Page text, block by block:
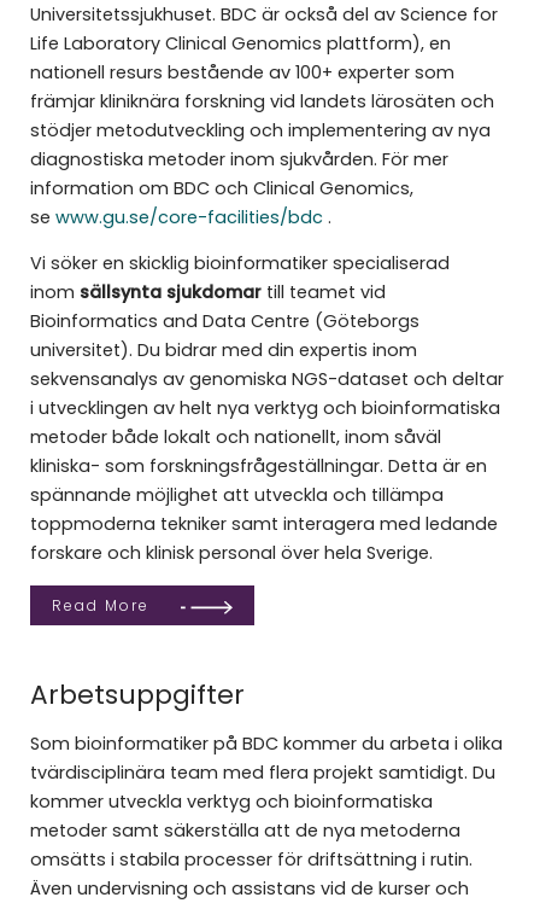
Universitetssjukhuset. BDC är också del av Science for
Life Laboratory Clinical Genomics plattform), en
nationell resurs bestående av 100+ experter som
främjar kliniknära forskning vid landets lärosäten och
stödjer metodutveckling och implementering av nya
diagnostiska metoder inom sjukvården. För mer
information om BDC och Clinical Genomics,
se www.gu.se/core-facilities/bdc .
Vi söker en skicklig bioinformatiker specialiserad
inom sällsynta sjukdomartill teamet vid
Bioinformatics and Data Centre (Göteborgs
universitet). Du bidrar med din expertis inom
sekvensanalys av genomiska NGS-dataset och deltar
i utvecklingen av helt nya verktyg och bioinformatiska
metoder både lokalt och nationellt, inom såväl
kliniska- som forskningsfrågeställningar. Detta är en
spännande möjlighet att utveckla och tillämpa
toppmoderna tekniker samt interagera med ledande
forskare och klinisk personal över hela Sverige.
Read More
Arbetsuppgifter
Som bioinformatiker på BDC kommer du arbeta i olika
tvärdisciplinära team med flera projekt samtidigt. Du
kommer utveckla verktyg och bioinformatiska
metoder samt säkerställa att de nya metoderna
omsätts i stabila processer för driftsättning i rutin.
Även undervisning och assistans vid de kurser och